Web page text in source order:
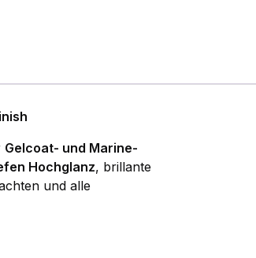
Gelcoat- und Marine-
Hochglanz, brillante
und alle